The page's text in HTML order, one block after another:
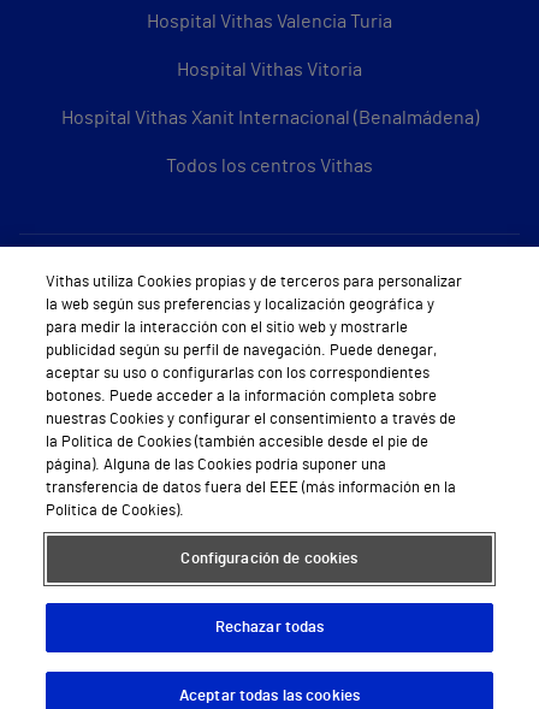
Hospital Vithas Valencia Turia
Hospital Vithas Vitoria
Hospital Vithas Xanit Internacional (Benalmádena)
Todos los centros Vithas
Sobre Vithas
Quiénes somos
Trabajar en Vithas
Teléfono Cita Médica
Teléfono Atención al Cliente
Política de seguridad y salud en el trabajo
Conoce a Supervita
Aviso Legal Política de cookies Política de privacidad Mapa web Protección de datos
Descargar App
Vithas utiliza Cookies propias y de terceros para personalizar
la web según sus preferencias y localización geográfica y
para medir la interacción con el sitio web y mostrarle
publicidad según su perfil de navegación. Puede denegar,
aceptar su uso o configurarlas con los correspondientes
botones. Puede acceder a la información completa sobre
nuestras Cookies y configurar el consentimiento a través de
la Política de Cookies (también accesible desde el pie de
página). Alguna de las Cookies podría suponer una
transferencia de datos fuera del EEE (más información en la
Política de Cookies).
Configuración de cookies
Rechazar todas
Aceptar todas las cookies